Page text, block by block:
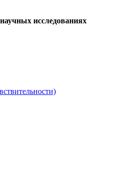
исследованиях